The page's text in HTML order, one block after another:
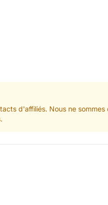
d'affiliés. Nous ne